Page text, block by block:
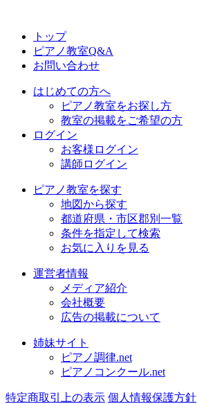
トップ
ピアノ教室Q&A
お問い合わせ
はじめての方へ
ピアノ教室をお探し方
教室の掲載をご希望の方
ログイン
お客様ログイン
講師ログイン
ピアノ教室を探す
地図から探す
都道府県・市区郡別一覧
条件を指定して検索
お気に入りを見る
運営者情報
メディア紹介
会社概要
広告の掲載について
姉妹サイト
ピアノ調律.net
ピアノコンクール.net
特定商取引上の表示 個人情報保護方針